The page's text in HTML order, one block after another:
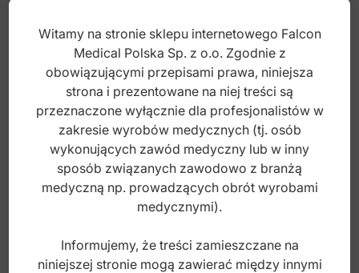
Index: DO.5187.62
55,00zł
Witamy na stronie sklepu internetowego Falcon
Medical Polska Sp. z o.o. Zgodnie z
obowiązującymi przepisami prawa, niniejsza
strona i prezentowane na niej treści są
przeznaczone wyłącznie dla profesjonalistów w
zakresie wyrobów medycznych (tj. osób
wykonujących zawód medyczny lub w inny
sposób związanych zawodowo z branżą
medyczną np. prowadzących obrót wyrobami
medycznymi).
Informujemy, że treści zamieszczane na
niniejszej stronie mogą zawierać między innymi